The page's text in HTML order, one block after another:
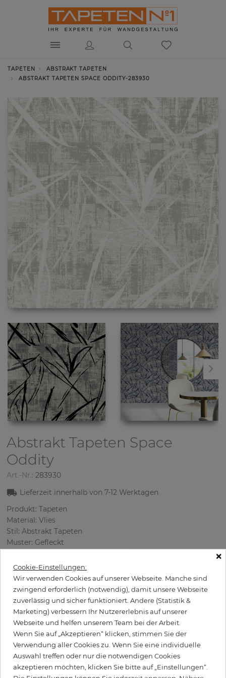
TAPETEN
ABSTRAKT TAPETEN
ABSTRAKT TAPETEN SPACE ODDITY-283930
Abstrakt Tapeten Space
Oddity
Art.-Nr.: 283930
Lieferzeit innerhalb von7-12 Werktagen
Produkt: Tapeten
Material: Vlies
Stil: Abstrakt Tapete‎n
Muster: Gefleckt
Rapport vertikal: 64 cm
Verwendung: Büro, Schlafzimmer, Wohnzimmer
Farbe: Beige
Musterfarbe Cremig
89,50 € per Rolle
Inkl. 19% MwSt. zzgl. Versand
Grundpreis pro m² - 17,21 €
×
Cookie-Einstellungen:
Wir verwenden Cookies auf unserer Webseite. Manche sind
zwingend erforderlich (notwendig), damit unsere Webseite
zuverlässig und sicher funktioniert. Andere (Statistik &
Marketing) verbessern Ihr Nutzererlebnis auf unserer
Webseite und helfen unserem Team bei der Arbeit.
Wenn Sie auf „Akzeptieren“ klicken, stimmen Sie der
Verwendung aller Cookies zu. Wenn Sie eine individuelle
Auswahl treffen oder nur die notwendigen Cookies
akzeptieren möchten, klicken Sie bitte auf „Einstellungen“.